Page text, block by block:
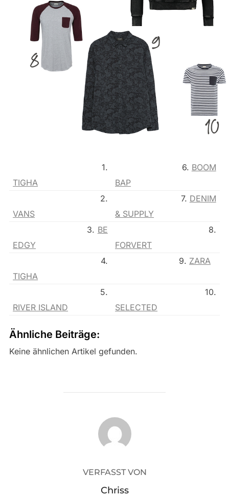
1.
TIGHA
6. BOOM
BAP
2.
VANS
7. DENIM
& SUPPLY
3. BE
EDGY
8.
FORVERT
4.
TIGHA
9. ZARA
5.
RIVER ISLAND
10.
SELECTED
Ähnliche Beiträge:
Keine ähnlichen Artikel gefunden.
BEITRAGSAUTOR
VERFASST VON
Chriss